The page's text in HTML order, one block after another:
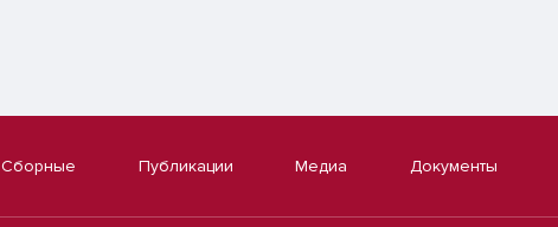
Сборные Публикации Медиа Документы